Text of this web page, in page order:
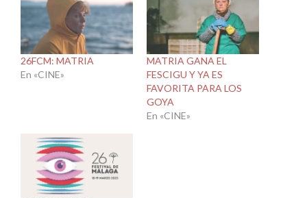
26FCM: MATRIA
En «CINE»
MATRIA GANA EL
FESCIGU Y YA ES
FAVORITA PARA LOS
GOYA
En «CINE»